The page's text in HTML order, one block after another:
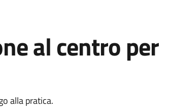
al centro per
alla pratica.